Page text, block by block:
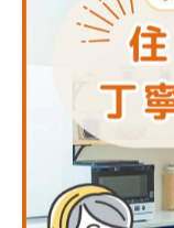
ているかを事前
また、保険加入
力も安心利用の
る方や高齢者の
問し、不安な点